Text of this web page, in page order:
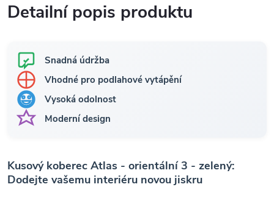
Detailní popis produktu
Snadná údržba
Vhodné pro podlahové vytápění
Vysoká odolnost
Moderní design
Kusový koberec Atlas - orientální 3 - zelený:
Dodejte vašemu interiéru novou jiskru